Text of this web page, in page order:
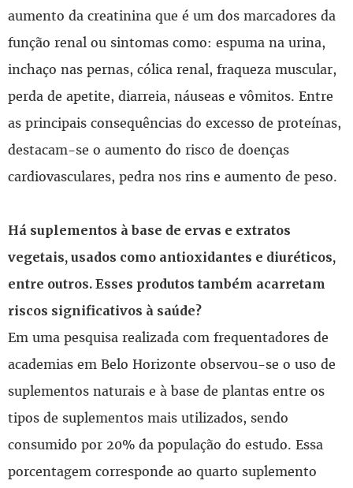
aumento da creatinina que é um dos marcadores da
função renal ou sintomas como: espuma na urina,
inchaço nas pernas, cólica renal, fraqueza muscular,
perda de apetite, diarreia, náuseas e vômitos. Entre
as principais consequências do excesso de proteínas,
destacam-se o aumento do risco de doenças
cardiovasculares, pedra nos rins e aumento de peso.
Há suplementos à base de ervas e extratos
vegetais, usados como antioxidantes e diuréticos,
entre outros. Esses produtos também acarretam
riscos significativos à saúde?
Em uma pesquisa realizada com frequentadores de
academias em Belo Horizonte observou-se o uso de
suplementos naturais e à base de plantas entre os
tipos de suplementos mais utilizados, sendo
consumido por 20% da população do estudo. Essa
porcentagem corresponde ao quarto suplemento